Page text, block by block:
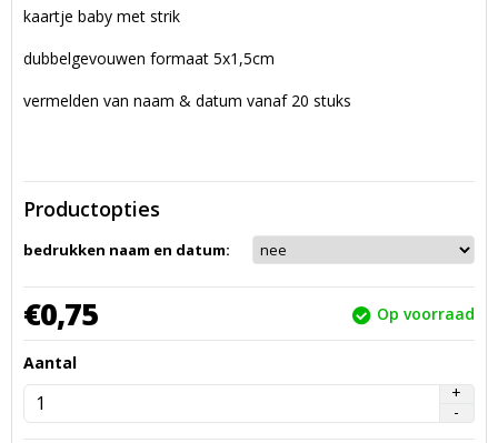
kaartje baby met strik
dubbelgevouwen formaat 5x1,5cm
vermelden van naam & datum vanaf 20 stuks
Productopties
bedrukken naam en datum:
€0,75 Op voorraad
Aantal